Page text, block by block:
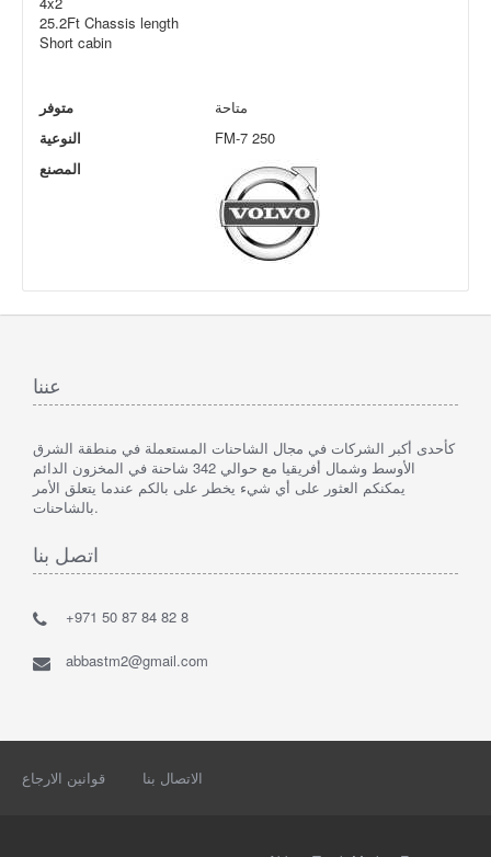
25.2Ft Chassis length
Short cabin
متوفر
متاحة
النوعية
FM-7 250
المصنع
عننا
كأحدى أكبر الشركات في مجال الشاحنات المستعملة في منطقة الشرق
الأوسط وشمال أفريقيا مع حوالي 342 شاحنة في المخزون الدائم
يمكنكم العثور على أي شيء يخطر على بالكم عندما يتعلق الأمر
بالشاحنات.
اتصل بنا
+971 50 87 84 82 8
abbastm2@gmail.com
قوانين الارجاع الاتصال بنا